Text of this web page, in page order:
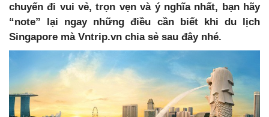
chuyến đi vui vẻ, trọn vẹn và ý nghĩa nhất, bạn hãy
“note” lại ngay những điều cần biết khi du lịch
Singapore mà Vntrip.vn chia sẻ sau đây nhé.